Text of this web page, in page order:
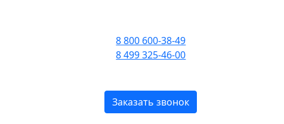
8 800 600-38-49
8 499 325-46-00
Заказать звонок